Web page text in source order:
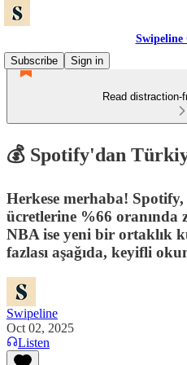
Swipeline
Subscribe
Sign in
Read
💰 Spotify'dan
Herkese merhaba!
ücretlerine %66 oranında
NBA ise yeni bir ortaklık
fazlası aşağıda, keyifli
Swipeline
Oct 02, 2025
Listen